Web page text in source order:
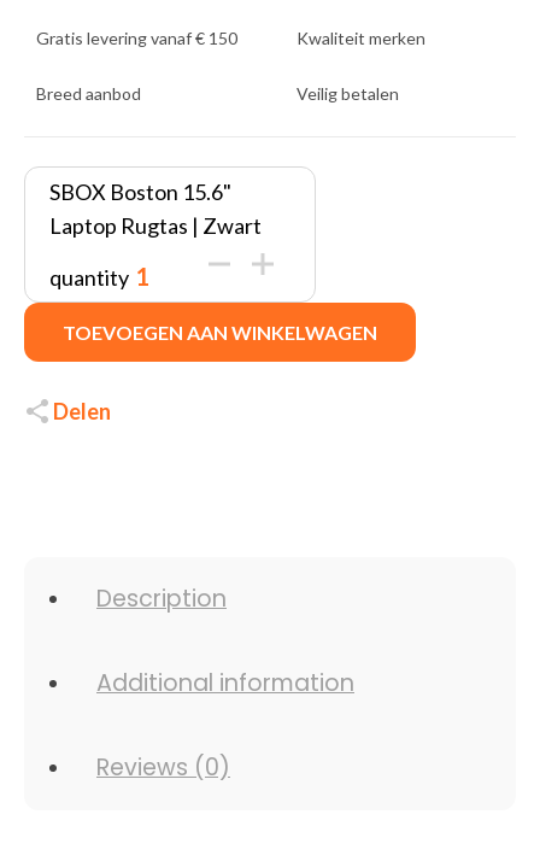
Gratis levering vanaf € 150 Kwaliteit merken
Breed aanbod Veilig betalen
SBOX Boston 15.6"
Laptop Rugtas | Zwart
quantity
TOEVOEGEN AAN WINKELWAGEN
Delen
Description
Additional information
Reviews (0)